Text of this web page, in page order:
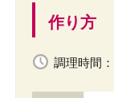
作り方
調理時間：